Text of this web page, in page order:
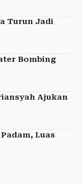
Turun Jadi
Bombing
Ajukan
Luas